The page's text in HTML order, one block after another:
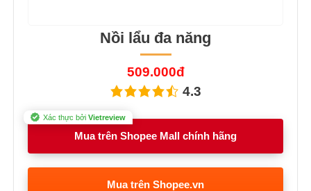
Nồi lẩu đa năng
509.000đ
4.3
Xác thực bởi Vietreview
Mua trên Shopee Mall chính hãng
Mua trên Shopee.vn